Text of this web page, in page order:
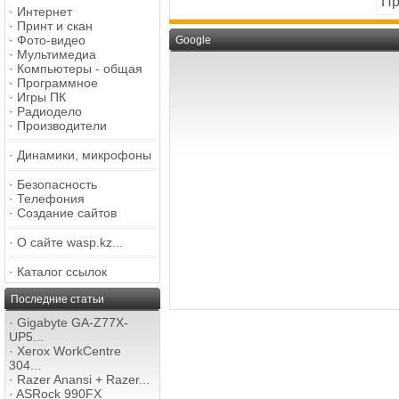
· Интернет
· Принт и скан
· Фото-видео
· Мультимедиа
· Компьютеры - общая
· Программное
· Игры ПК
· Радиодело
· Производители
· Динамики, микрофоны
· Безопасность
· Телефония
· Создание сайтов
· О сайте wasp.kz...
· Каталог ссылок
Последние статьи
· Gigabyte GA-Z77X-
UP5...
· Xerox WorkCentre
304...
· Razer Anansi + Razer...
· ASRock 990FX
Google